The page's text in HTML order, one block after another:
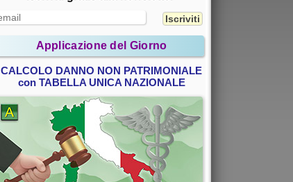
Applicazione del Giorno
CALCOLO DANNO NON PATRIMONIALE
con TABELLA UNICA NAZIONALE